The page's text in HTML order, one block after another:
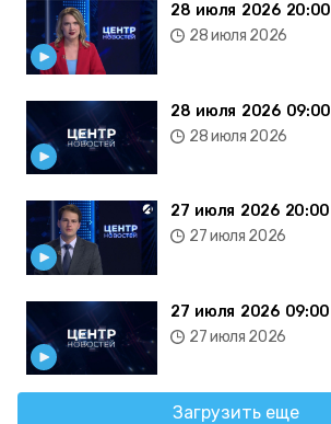
28 июля 2026 20:00
28 июля 2026
28 июля 2026 09:00
28 июля 2026
27 июля 2026 20:00
27 июля 2026
27 июля 2026 09:00
27 июля 2026
Загрузить еще